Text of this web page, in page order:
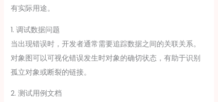
有实际用途。
1. 调试数据问题
当出现错误时，开发者通常需要追踪数据之间的关联关系。
对象图可以可视化错误发生时对象的确切状态，有助于识别
孤立对象或断裂的链接。
2. 测试用例文档